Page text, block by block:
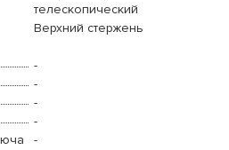
телескопический
Верхний стержень
-
-
-
-
-